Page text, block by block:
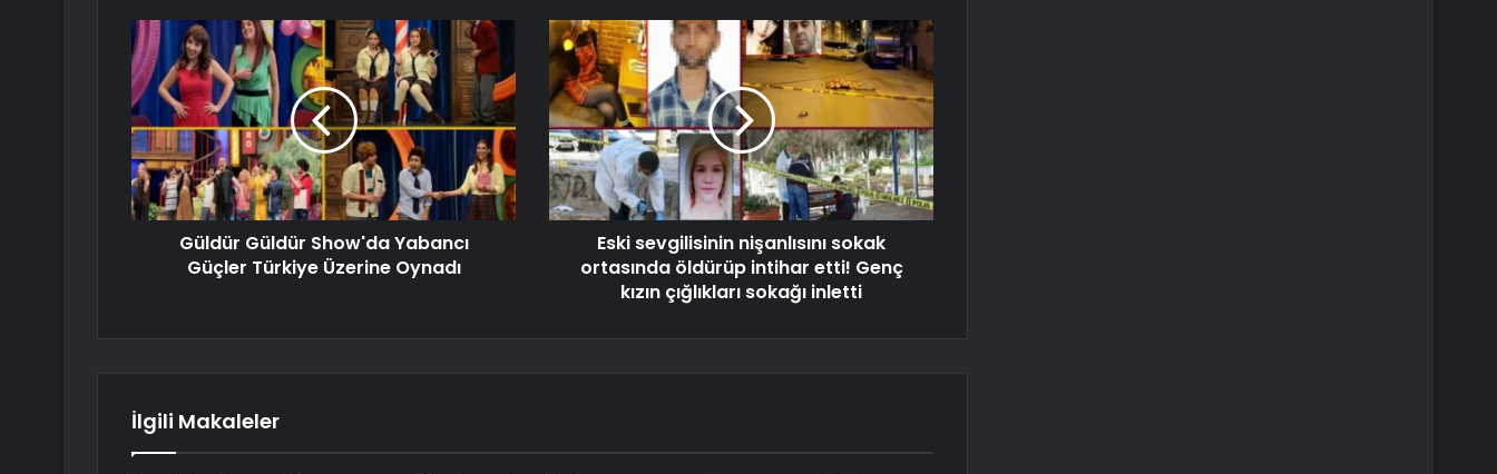
Güldür Güldür Show'da Yabancı
Güçler Türkiye Üzerine Oynadı
Eski sevgilisinin nişanlısını sokak
ortasında öldürüp intihar etti! Genç
kızın çığlıkları sokağı inletti
İlgili Makaleler